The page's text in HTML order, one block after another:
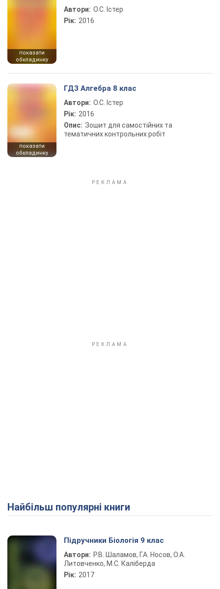
показати
обкладинку
Автори: О.С. Істер
Рік: 2016
показати
обкладинку
ГДЗ Алгебра 8 клас
Автори: О.С. Істер
Рік: 2016
Опис: Зошит для самостійних та
тематичних контрольних робіт
Найбільш популярні книги
Підручники Біологія 9 клас
Автори: Р.В. Шаламов, Г.А. Носов, О.А.
Литовченко, М.С. Каліберда
Рік: 2017